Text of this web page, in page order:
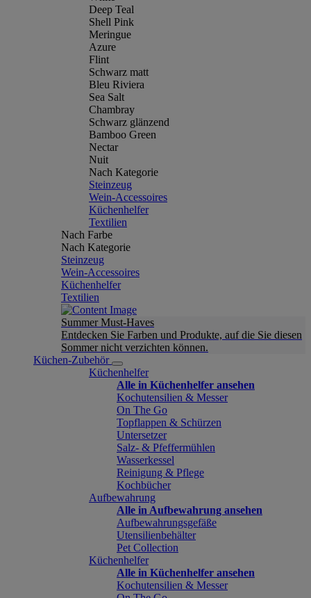
Deep Teal
Shell Pink
Meringue
Azure
Flint
Schwarz matt
Bleu Riviera
Sea Salt
Chambray
Schwarz glänzend
Bamboo Green
Nectar
Nuit
Nach Kategorie
Steinzeug
Wein-Accessoires
Küchenhelfer
Textilien
Nach Farbe
Nach Kategorie
Steinzeug
Wein-Accessoires
Küchenhelfer
Textilien
Summer Must-Haves
Entdecken Sie Farben und Produkte, auf die Sie diesen
Sommer nicht verzichten können.
Küchen-Zubehör
Küchenhelfer
Alle in Küchenhelfer ansehen
Kochutensilien & Messer
On The Go
Topflappen & Schürzen
Untersetzer
Salz- & Pfeffermühlen
Wasserkessel
Reinigung & Pflege
Kochbücher
Aufbewahrung
Alle in Aufbewahrung ansehen
Aufbewahrungsgefäße
Utensilienbehälter
Pet Collection
Küchenhelfer
Alle in Küchenhelfer ansehen
Kochutensilien & Messer